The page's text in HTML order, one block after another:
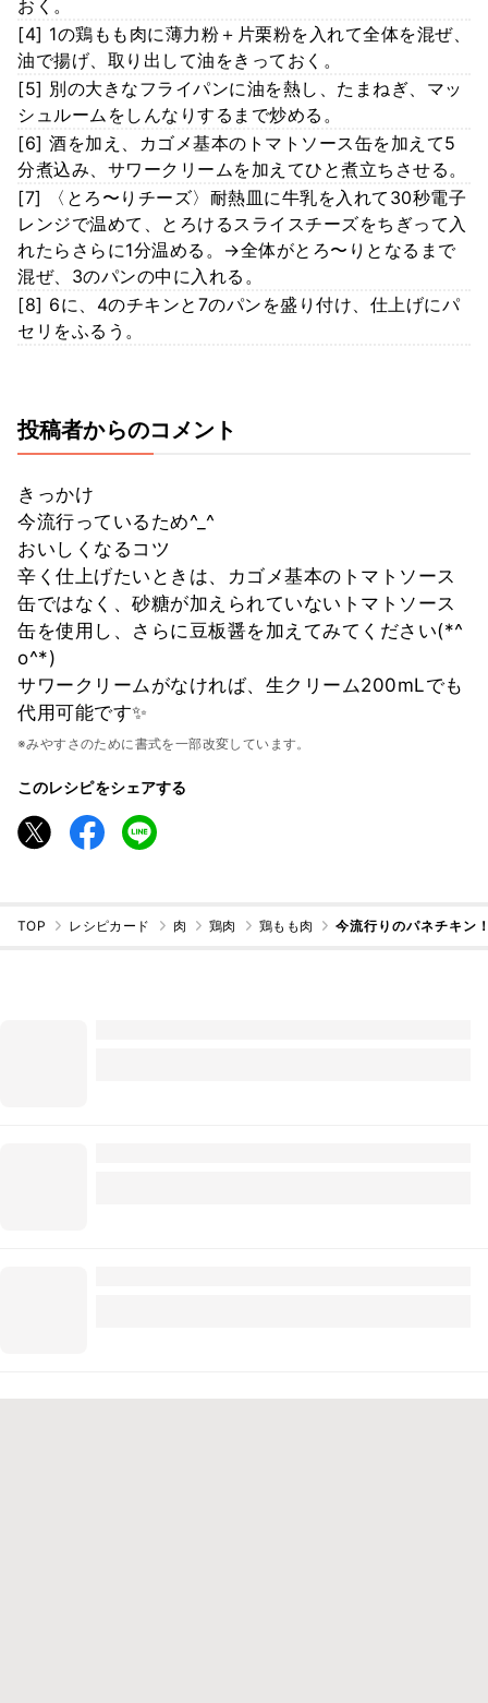
おく。
[4] 1の鶏もも肉に薄力粉＋片栗粉を入れて全体を混ぜ、
油で揚げ、取り出して油をきっておく。
[5] 別の大きなフライパンに油を熱し、たまねぎ、マッ
シュルームをしんなりするまで炒める。
[6] 酒を加え、カゴメ基本のトマトソース缶を加えて5
分煮込み、サワークリームを加えてひと煮立ちさせる。
[7] 〈とろ〜りチーズ〉耐熱皿に牛乳を入れて30秒電子
レンジで温めて、とろけるスライスチーズをちぎって入
れたらさらに1分温める。→全体がとろ〜りとなるまで
混ぜ、3のパンの中に入れる。
[8] 6に、4のチキンと7のパンを盛り付け、仕上げにパ
セリをふるう。
投稿者からのコメント
きっかけ
今流行っているため^_^
おいしくなるコツ
辛く仕上げたいときは、カゴメ基本のトマトソース
缶ではなく、砂糖が加えられていないトマトソース
缶を使用し、さらに豆板醤を加えてみてください(*^
o^*)
サワークリームがなければ、生クリーム200mLでも
代用可能です✨
※みやすさのために書式を一部改変しています。
このレシピをシェアする
TOP レシピカード 肉 鶏肉 鶏もも肉 今流行りのパネチキン